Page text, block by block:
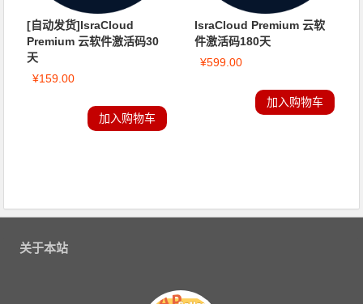
[自动发货]IsraCloud
Premium 云软件激活码30
天
¥159.00
加入购物车
IsraCloud Premium 云软
件激活码180天
¥599.00
加入购物车
关于本站